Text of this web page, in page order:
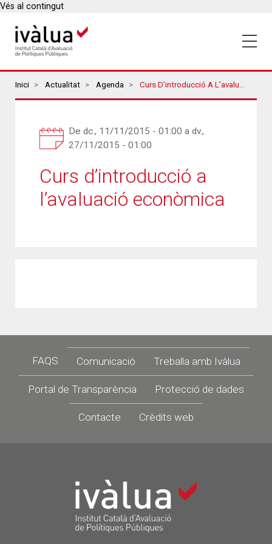
Vés al contingut
Breadcrumbs
Inici Actualitat Agenda Curs D’introducció A L’avaluació Econòmica
De dc., 11/11/2015 - 01:00 a dv.,
27/11/2015 - 01:00
Curs d’introducció a
l’avaluació econòmica
Footer
FAQS Comunicació Treballa amb Ivàlua
Portal de Transparència Protecció de dades
Contacte Crèdits web